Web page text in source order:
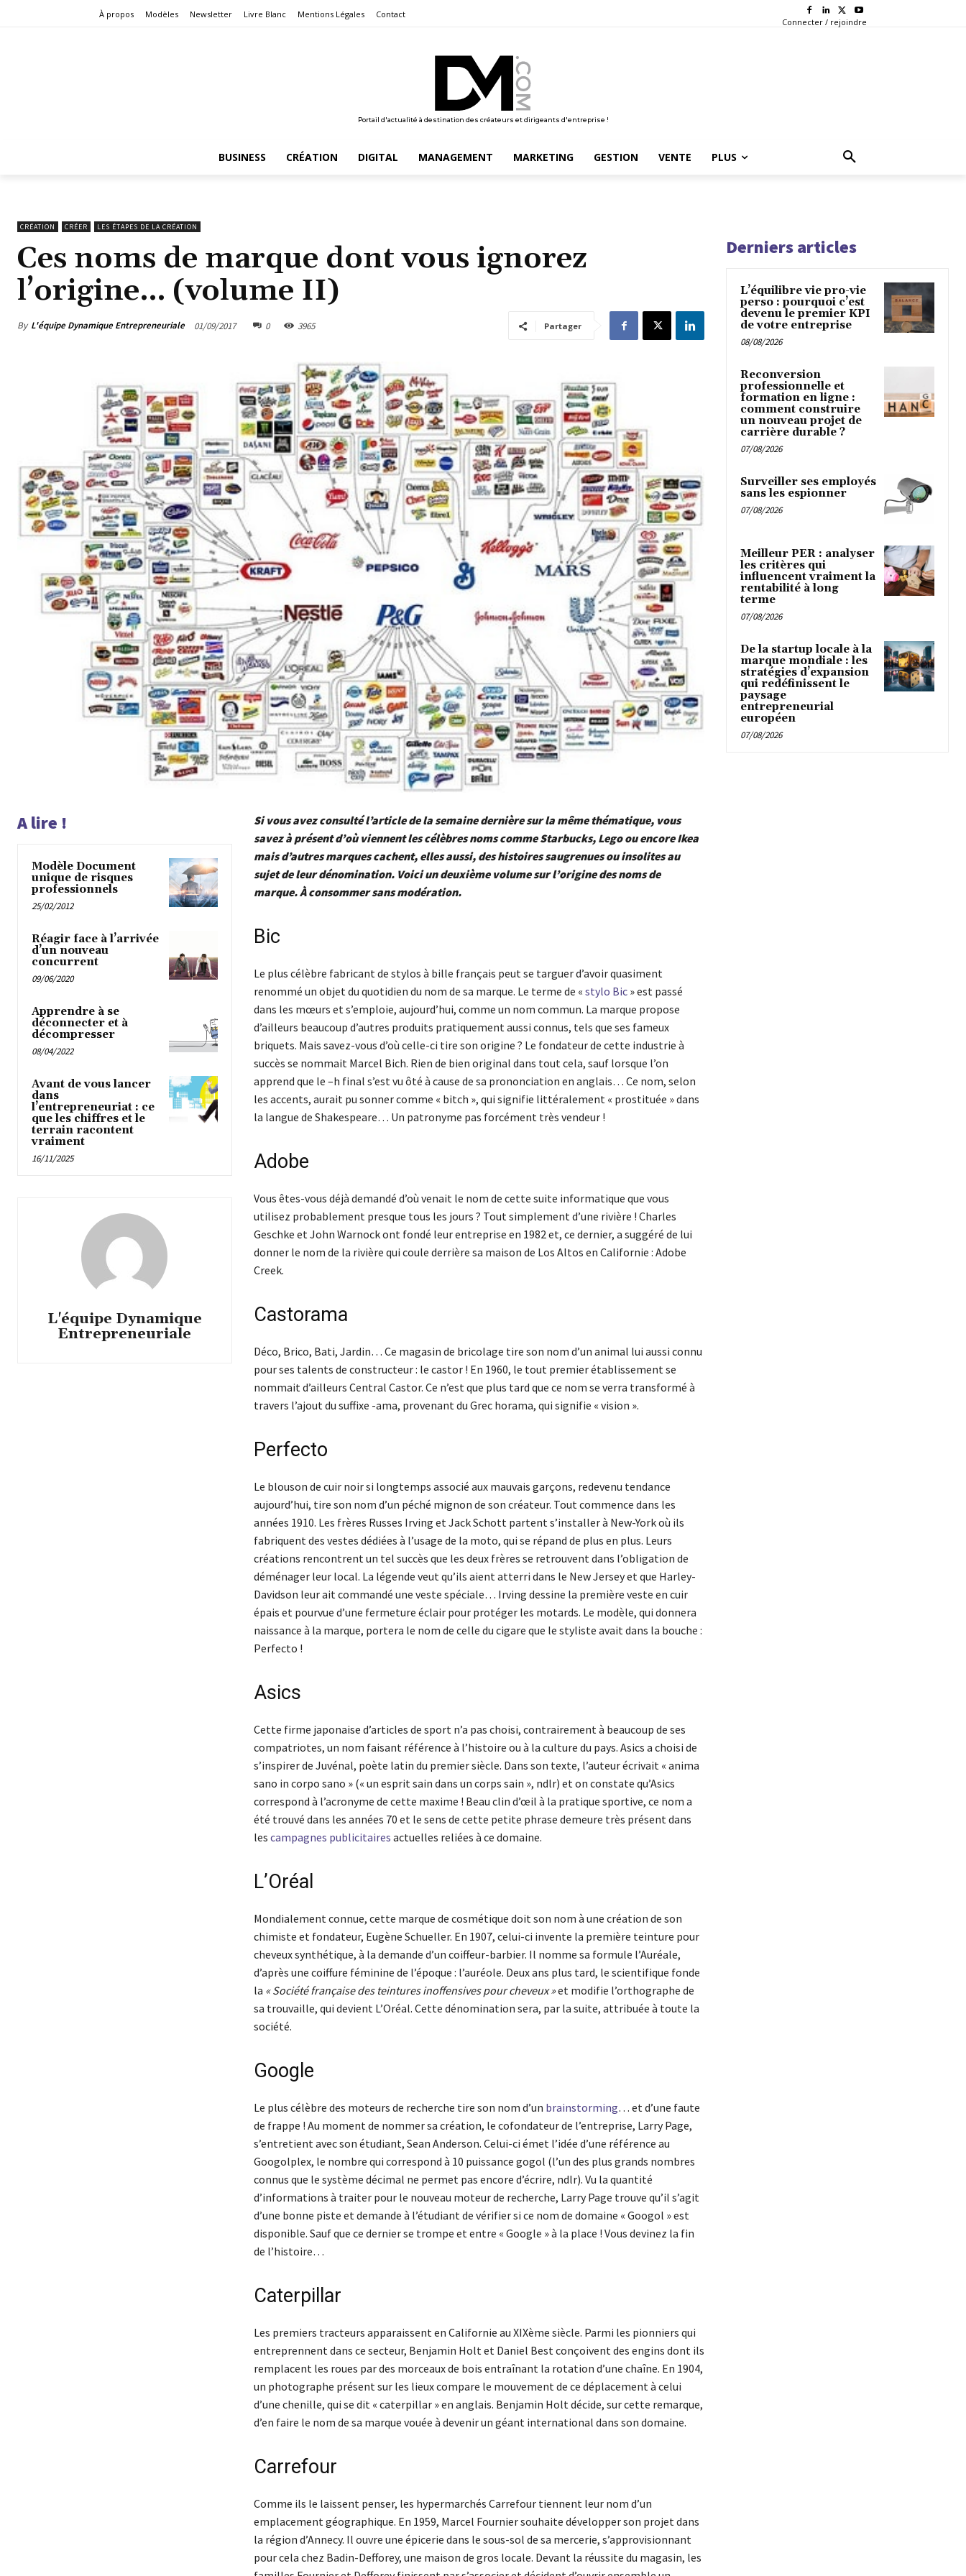
À propos Modèles Newsletter Livre Blanc Mentions Légales Contact
Connecter / rejoindre
Portail d'actualité à destination des créateurs et dirigeants d'entreprise !
BUSINESS CRÉATION DIGITAL MANAGEMENT MARKETING GESTION VENTE PLUS
CRÉATION CRÉER LES ÉTAPES DE LA CRÉATION
Ces noms de marque dont vous ignorez
l’origine… (volume II)
By L'équipe Dynamique Entrepreneuriale 01/09/2017 0 3965 Partager
A lire !
Modèle Document
unique de risques
professionnels
25/02/2012
Réagir face à l’arrivée
d’un nouveau
concurrent
09/06/2020
Apprendre à se
déconnecter et à
décompresser
08/04/2022
Avant de vous lancer
dans
l’entrepreneuriat : ce
que les chiffres et le
terrain racontent
vraiment
16/11/2025
L'équipe Dynamique
Entrepreneuriale
Si vous avez consulté l’article de la semaine dernière sur la même thématique, vous
savez à présent d’où viennent les célèbres noms comme Starbucks, Lego ou encore Ikea
mais d’autres marques cachent, elles aussi, des histoires saugrenues ou insolites au
sujet de leur dénomination. Voici un deuxième volume sur l’origine des noms de
marque. À consommer sans modération.
Bic
Le plus célèbre fabricant de stylos à bille français peut se targuer d’avoir quasiment
renommé un objet du quotidien du nom de sa marque. Le terme de « stylo Bic» est passé
dans les mœurs et s’emploie, aujourd’hui, comme un nom commun. La marque propose
d’ailleurs beaucoup d’autres produits pratiquement aussi connus, tels que ses fameux
briquets. Mais savez-vous d’où celle-ci tire son origine ? Le fondateur de cette industrie à
succès se nommait Marcel Bich. Rien de bien original dans tout cela, sauf lorsque l’on
apprend que le –h final s’est vu ôté à cause de sa prononciation en anglais… Ce nom, selon
les accents, aurait pu sonner comme « bitch », qui signifie littéralement « prostituée » dans
la langue de Shakespeare… Un patronyme pas forcément très vendeur !
Adobe
Vous êtes-vous déjà demandé d’où venait le nom de cette suite informatique que vous
utilisez probablement presque tous les jours ? Tout simplement d’une rivière ! Charles
Geschke et John Warnock ont fondé leur entreprise en 1982 et, ce dernier, a suggéré de lui
donner le nom de la rivière qui coule derrière sa maison de Los Altos en Californie : Adobe
Creek.
Castorama
Déco, Brico, Bati, Jardin… Ce magasin de bricolage tire son nom d’un animal lui aussi connu
pour ses talents de constructeur : le castor ! En 1960, le tout premier établissement se
nommait d’ailleurs Central Castor. Ce n’est que plus tard que ce nom se verra transformé à
travers l’ajout du suffixe -ama, provenant du Grec horama, qui signifie « vision ».
Perfecto
Le blouson de cuir noir si longtemps associé aux mauvais garçons, redevenu tendance
aujourd’hui, tire son nom d’un péché mignon de son créateur. Tout commence dans les
années 1910. Les frères Russes Irving et Jack Schott partent s’installer à New-York où ils
fabriquent des vestes dédiées à l’usage de la moto, qui se répand de plus en plus. Leurs
créations rencontrent un tel succès que les deux frères se retrouvent dans l’obligation de
déménager leur local. La légende veut qu’ils aient atterri dans le New Jersey et que Harley-
Davidson leur ait commandé une veste spéciale… Irving dessine la première veste en cuir
épais et pourvue d’une fermeture éclair pour protéger les motards. Le modèle, qui donnera
naissance à la marque, portera le nom de celle du cigare que le styliste avait dans la bouche :
Perfecto !
Asics
Cette firme japonaise d’articles de sport n’a pas choisi, contrairement à beaucoup de ses
compatriotes, un nom faisant référence à l’histoire ou à la culture du pays. Asics a choisi de
s’inspirer de Juvénal, poète latin du premier siècle. Dans son texte, l’auteur écrivait « anima
sano in corpo sano » (« un esprit sain dans un corps sain », ndlr) et on constate qu’Asics
correspond à l’acronyme de cette maxime ! Beau clin d’œil à la pratique sportive, ce nom a
été trouvé dans les années 70 et le sens de cette petite phrase demeure très présent dans
les campagnes publicitaires actuelles reliées à ce domaine.
L’Oréal
Mondialement connue, cette marque de cosmétique doit son nom à une création de son
chimiste et fondateur, Eugène Schueller. En 1907, celui-ci invente la première teinture pour
cheveux synthétique, à la demande d’un coiffeur-barbier. Il nomme sa formule l’Auréale,
d’après une coiffure féminine de l’époque : l’auréole. Deux ans plus tard, le scientifique fonde
la « Société française des teintures inoffensives pour cheveux »et modifie l’orthographe de
sa trouvaille, qui devient L’Oréal. Cette dénomination sera, par la suite, attribuée à toute la
société.
Google
Le plus célèbre des moteurs de recherche tire son nom d’un brainstorming… et d’une faute
de frappe ! Au moment de nommer sa création, le cofondateur de l’entreprise, Larry Page,
s’entretient avec son étudiant, Sean Anderson. Celui-ci émet l’idée d’une référence au
Googolplex, le nombre qui correspond à 10 puissance gogol (l’un des plus grands nombres
connus que le système décimal ne permet pas encore d’écrire, ndlr). Vu la quantité
d’informations à traiter pour le nouveau moteur de recherche, Larry Page trouve qu’il s’agit
d’une bonne piste et demande à l’étudiant de vérifier si ce nom de domaine « Googol » est
disponible. Sauf que ce dernier se trompe et entre « Google » à la place ! Vous devinez la fin
de l’histoire…
Caterpillar
Les premiers tracteurs apparaissent en Californie au XIXème siècle. Parmi les pionniers qui
entreprennent dans ce secteur, Benjamin Holt et Daniel Best conçoivent des engins dont ils
remplacent les roues par des morceaux de bois entraînant la rotation d’une chaîne. En 1904,
un photographe présent sur les lieux compare le mouvement de ce déplacement à celui
d’une chenille, qui se dit « caterpillar » en anglais. Benjamin Holt décide, sur cette remarque,
d’en faire le nom de sa marque vouée à devenir un géant international dans son domaine.
Carrefour
Comme ils le laissent penser, les hypermarchés Carrefour tiennent leur nom d’un
emplacement géographique. En 1959, Marcel Fournier souhaite développer son projet dans
la région d’Annecy. Il ouvre une épicerie dans le sous-sol de sa mercerie, s’approvisionnant
pour cela chez Badin-Defforey, une maison de gros locale. Devant la réussite du magasin, les
Derniers articles
L’équilibre vie pro-vie
perso : pourquoi c’est
devenu le premier KPI
de votre entreprise
08/08/2026
Reconversion
professionnelle et
formation en ligne :
comment construire
un nouveau projet de
carrière durable ?
07/08/2026
Surveiller ses employés
sans les espionner
07/08/2026
Meilleur PER : analyser
les critères qui
influencent vraiment la
rentabilité à long
terme
07/08/2026
De la startup locale à la
marque mondiale : les
stratégies d’expansion
qui redéfinissent le
paysage
entrepreneurial
européen
07/08/2026